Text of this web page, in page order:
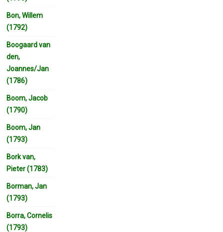
Bon, Willem
(1792)
Boogaard van
den,
Joannes/Jan
(1786)
Boom, Jacob
(1790)
Boom, Jan
(1793)
Bork van,
Pieter (1783)
Borman, Jan
(1793)
Borra, Cornelis
(1793)